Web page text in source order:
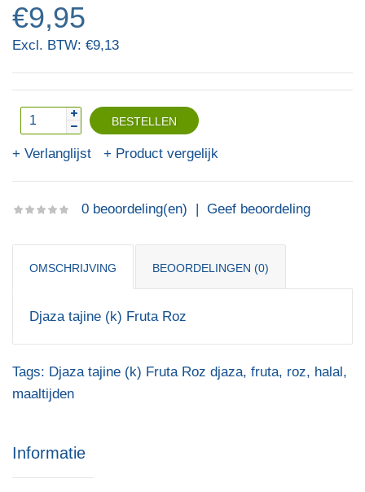
€9,95
Excl. BTW: €9,13
Verlanglijst Product vergelijk
0 beoordeling(en) | Geef beoordeling
OMSCHRIJVING BEOORDELINGEN (0)
Djaza tajine (k) Fruta Roz
Tags: Djaza tajine (k) Fruta Roz djaza, fruta, roz, halal,
maaltijden
Informatie